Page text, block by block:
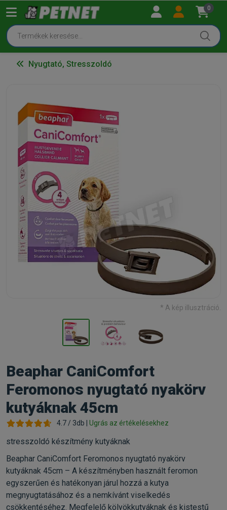
0
Nyugtató, Stresszoldó
* A kép illusztráció.
Beaphar CaniComfort
Feromonos nyugtató nyakörv
kutyáknak 45cm
4.7 / 3db | Ugrás az értékelésekhez
stresszoldó készítmény kutyáknak
Beaphar CaniComfort Feromonos nyugtató nyakörv
kutyáknak 45cm – A készítményben használt feromon
egyszerűen és hatékonyan járul hozzá a kutya
megnyugtatásához és a nemkívánt viselkedés
csökkentéséhez. Megfelelő kölyökkutyáknak és kistestű